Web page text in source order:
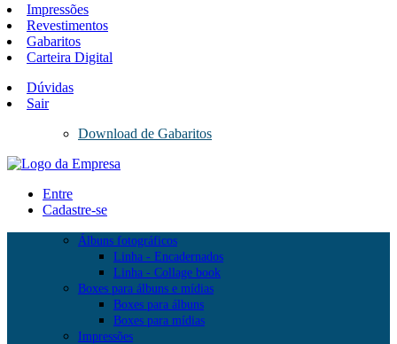
Impressões
Revestimentos
Gabaritos
Carteira Digital
Dúvidas
Sair
Download de Gabaritos
Entre
Cadastre-se
Álbuns fotográficos
Linha - Encadernados
Linha - Collage book
Boxes para álbuns e mídias
Boxes para álbuns
Boxes para mídias
Impressões